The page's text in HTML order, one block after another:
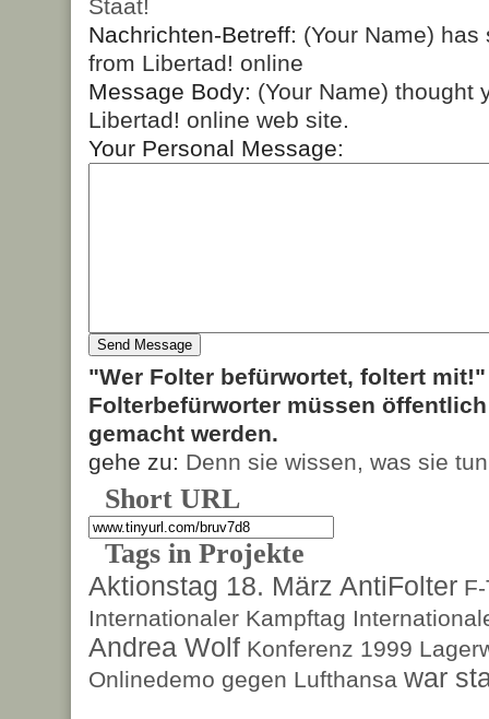
Staat!
Nachrichten-Betreff: (Your Name)
from Libertad! online
Message Body: (Your Name) thought
Libertad! online web site.
Your Personal Message:
"Wer Folter befürwortet, foltert
Folterbefürworter müssen
gemacht werden.
gehe zu: Denn sie wissen, was sie tun
Short URL
Tags in Projekte
Aktionstag 18. März AntiFolter
Internationaler Kampftag
Andrea Wolf Konferenz 1999
Onlinedemo gegen Lufthansa war